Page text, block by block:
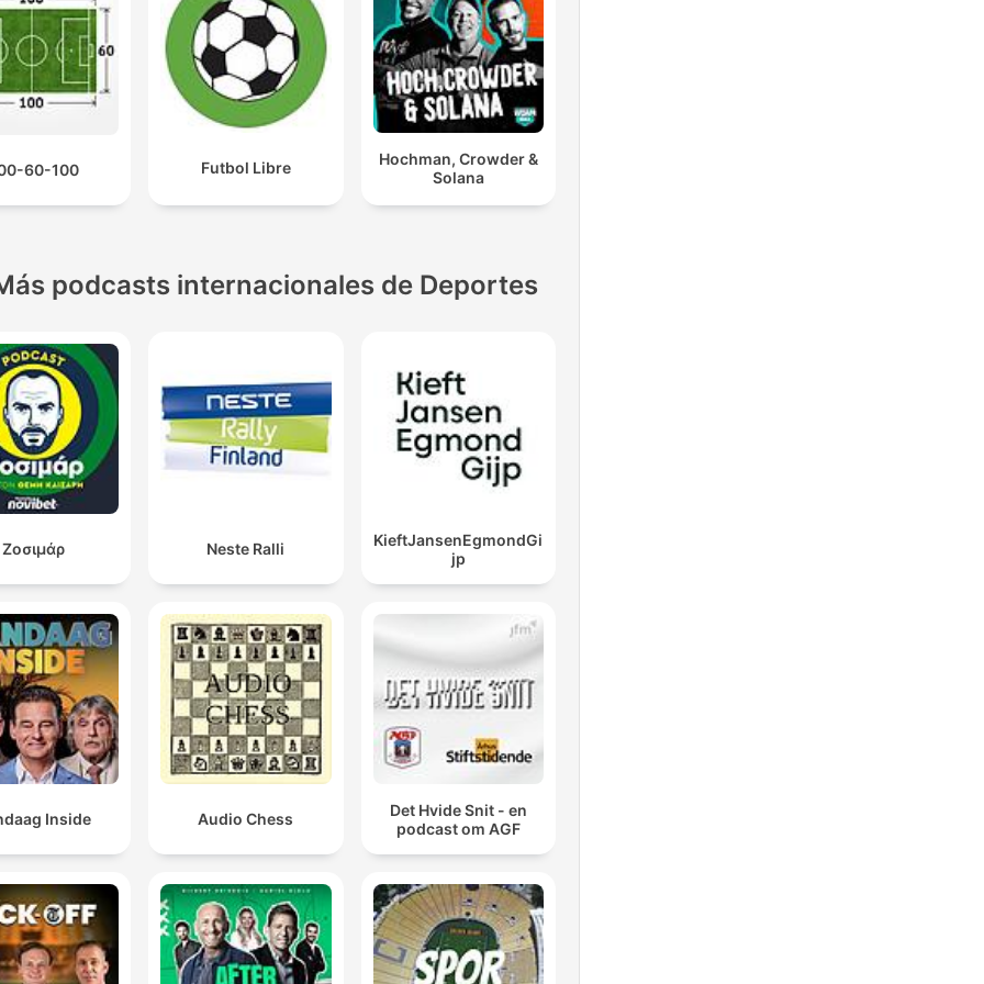
60-100 Futbol Libre
Hochman, Crowder &
Solana
podcasts internacionales de Deportes
Ζοσιμάρ Neste Ralli
KieftJansenEgmondGi
jp
Inside Audio Chess
Det Hvide Snit - en
podcast om AGF